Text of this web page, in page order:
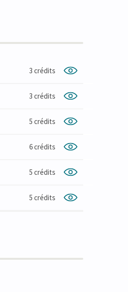
3 crédits
3 crédits
5 crédits
6 crédits
5 crédits
5 crédits